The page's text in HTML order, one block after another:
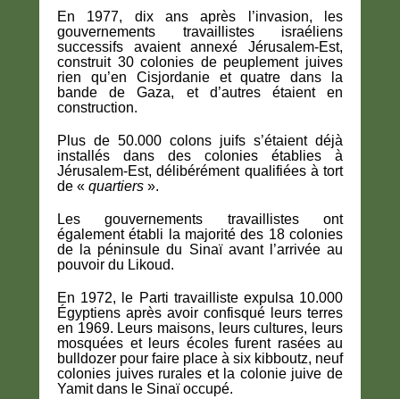
En 1977, dix ans après l’invasion, les
gouvernements travaillistes israéliens
successifs avaient annexé Jérusalem-Est,
construit 30 colonies de peuplement juives
rien qu’en Cisjordanie et quatre dans la
bande de Gaza, et d’autres étaient en
construction.
Plus de 50.000 colons juifs s’étaient déjà
installés dans des colonies établies à
Jérusalem-Est, délibérément qualifiées à tort
de « quartiers ».
Les gouvernements travaillistes ont
également établi la majorité des 18 colonies
de la péninsule du Sinaï avant l’arrivée au
pouvoir du Likoud.
En 1972, le Parti travailliste expulsa 10.000
Égyptiens après avoir confisqué leurs terres
en 1969. Leurs maisons, leurs cultures, leurs
mosquées et leurs écoles furent rasées au
bulldozer pour faire place à six kibboutz, neuf
colonies juives rurales et la colonie juive de
Yamit dans le Sinaï occupé.